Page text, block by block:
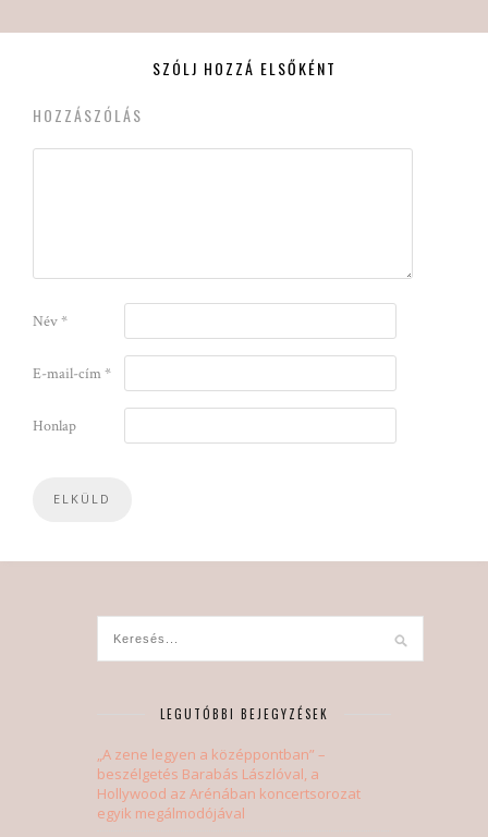
SZÓLJ HOZZÁ ELSŐKÉNT
HOZZÁSZÓLÁS
Név*
E-mail-cím*
Honlap
LEGUTÓBBI BEJEGYZÉSEK
„A zene legyen a középpontban” –
beszélgetés Barabás Lászlóval, a
Hollywood az Arénában koncertsorozat
egyik megálmodójával